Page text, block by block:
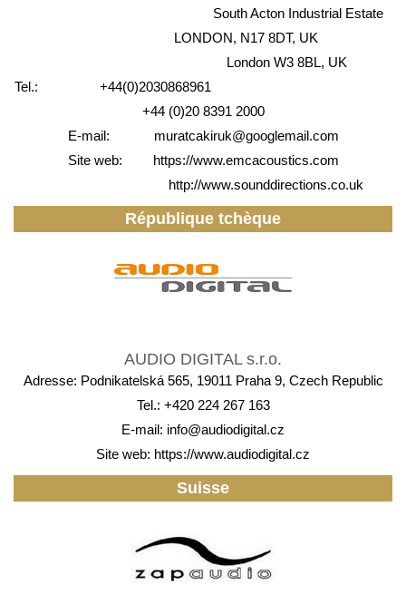
South Acton Industrial Estate
LONDON, N17 8DT, UK
London W3 8BL, UK
Tel.: +44(0)2030868961
+44 (0)20 8391 2000
E-mail:
muratcakiruk@googlemail.com
Site web:
https://www.emcacoustics.com
http://www.sounddirections.co.uk
République tchèque
AUDIO DIGITAL s.r.o.
Adresse: Podnikatelská 565, 19011 Praha 9, Czech Republic
Tel.: +420 224 267 163
E-mail: info@audiodigital.cz
Site web: https://www.audiodigital.cz
Suisse